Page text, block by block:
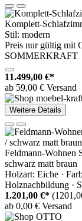
Komplett-
Stil: modern
Preis nur gültig mit
SOMMERKRAFT
11.499,00 €*
ab 59,00 € Versand
Weitere Details
Feldmann-Wohnen
schwarz matt braun
Holzart: Eiche ·
Holznachbildung ·
1.201,00 €*
ab 0,00 € Versand